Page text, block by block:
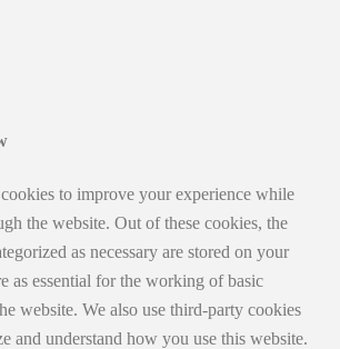
to improve your experience while
the website. Out of these cookies, the
as necessary are stored on your
as essential for the working of basic
website. We also use third-party cookies
and understand how you use this website.